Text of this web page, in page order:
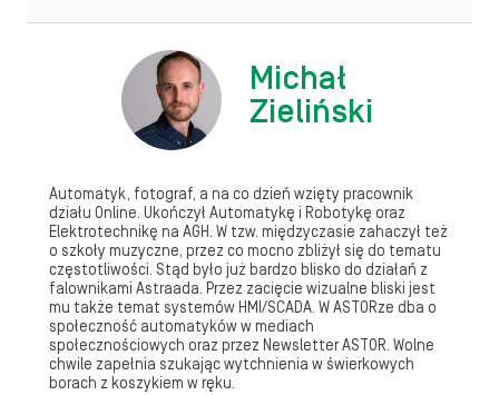
Michał
Zieliński
Automatyk, fotograf, a na co dzień wzięty pracownik
działu Online. Ukończył Automatykę i Robotykę oraz
Elektrotechnikę na AGH. W tzw. międzyczasie zahaczył też
o szkoły muzyczne, przez co mocno zbliżył się do tematu
częstotliwości. Stąd było już bardzo blisko do działań z
falownikami Astraada. Przez zacięcie wizualne bliski jest
mu także temat systemów HMI/SCADA. W ASTORze dba o
społeczność automatyków w mediach
społecznościowych oraz przez Newsletter ASTOR. Wolne
chwile zapełnia szukając wytchnienia w świerkowych
borach z koszykiem w ręku.